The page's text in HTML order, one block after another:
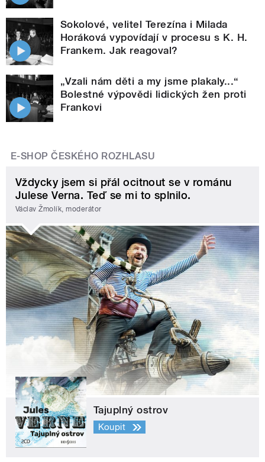
Sokolové, velitel Terezína i Milada
Horáková vypovídají v procesu s K. H.
Frankem. Jak reagoval?
„Vzali nám děti a my jsme plakaly...“
Bolestné výpovědi lidických žen proti
Frankovi
E-SHOP ČESKÉHO ROZHLASU
Vždycky jsem si přál ocitnout se v románu
Julese Verna. Teď se mi to splnilo.
Václav Žmolík, moderátor
Tajuplný ostrov
Koupit